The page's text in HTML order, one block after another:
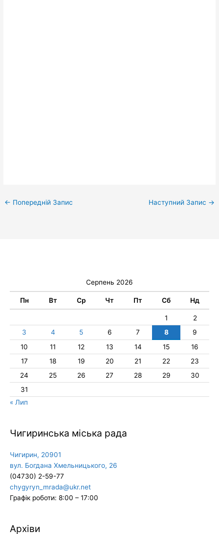
← Попередній Запис Наступний Запис →
Серпень 2026
Пн Вт Ср Чт Пт Сб Нд
1
2
3
4 5 6 7 8
9
10
11 12 13 14 15
16
17
18 19 20 21 22
23
24
25 26 27 28 29
30
31
« Лип
Чигиринська міська рада
Чигирин, 20901
вул. Богдана Хмельницького, 26
(04730) 2-59-77
chygyryn_mrada@ukr.net
Графік роботи: 8:00 – 17:00
Архіви
Архіви